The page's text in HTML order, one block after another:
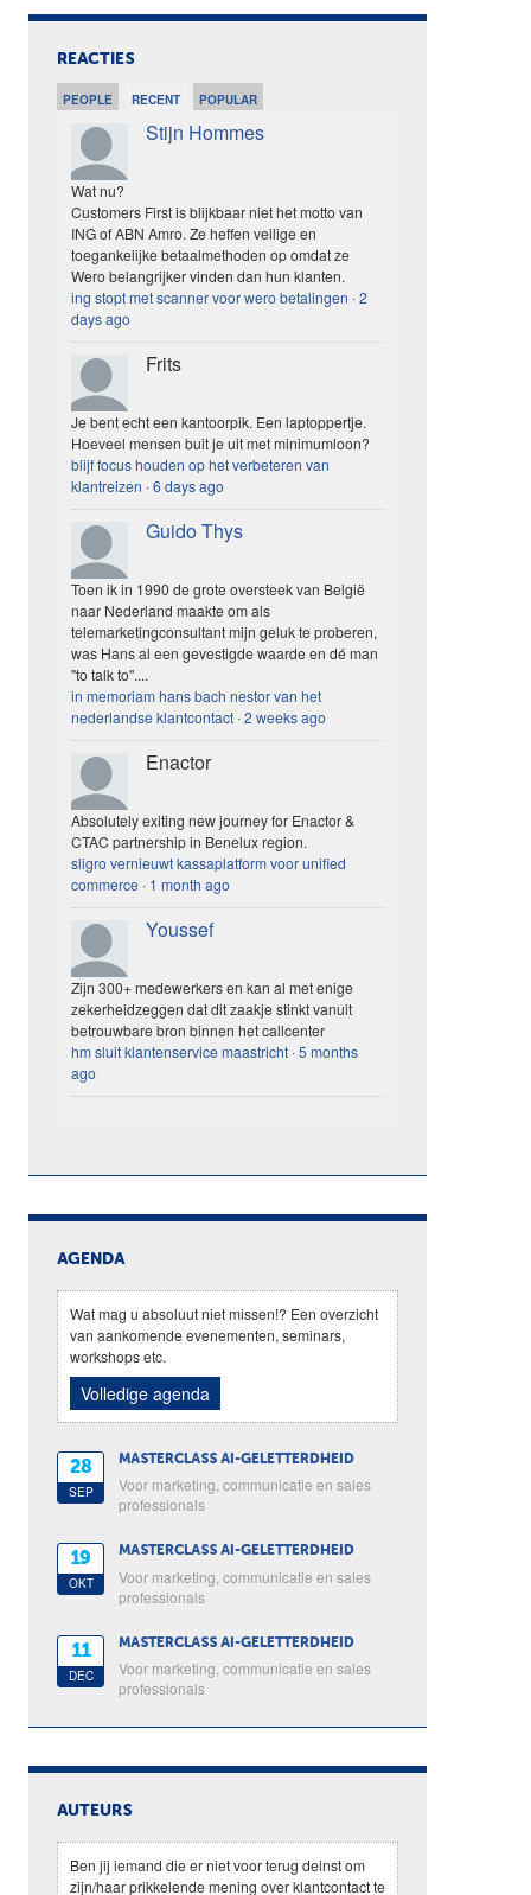
REACTIES
PEOPLE RECENT POPULAR
Stijn Hommes
Wat nu?
Customers First is blijkbaar niet het motto van
ING of ABN Amro. Ze heffen veilige en
toegankelijke betaalmethoden op omdat ze
Wero belangrijker vinden dan hun klanten.
ing stopt met scanner voor wero betalingen ·2
days ago
Frits
Je bent echt een kantoorpik. Een laptoppertje.
Hoeveel mensen buit je uit met minimumloon?
blijf focus houden op het verbeteren van
klantreizen ·6 days ago
Guido Thys
Toen ik in 1990 de grote oversteek van België
naar Nederland maakte om als
telemarketingconsultant mijn geluk te proberen,
was Hans al een gevestigde waarde en dé man
"to talk to"....
in memoriam hans bach nestor van het
nederlandse klantcontact ·2 weeks ago
Enactor
Absolutely exiting new journey for Enactor &
CTAC partnership in Benelux region.
sligro vernieuwt kassaplatform voor unified
commerce · 1 month ago
Youssef
Zijn 300+ medewerkers en kan al met enige
zekerheidzeggen dat dit zaakje stinkt vanuit
betrouwbare bron binnen het callcenter
hm sluit klantenservice maastricht ·5 months
ago
AGENDA
Wat mag u absoluut niet missen!? Een overzicht
van aankomende evenementen, seminars,
workshops etc.
Volledige agenda
28
SEP
MASTERCLASS AI-GELETTERDHEID
Voor marketing, communicatie en sales
professionals
19
OKT
MASTERCLASS AI-GELETTERDHEID
Voor marketing, communicatie en sales
professionals
11
DEC
MASTERCLASS AI-GELETTERDHEID
Voor marketing, communicatie en sales
professionals
AUTEURS
Ben jij iemand die er niet voor terug deinst om
zijn/haar prikkelende mening over klantcontact te